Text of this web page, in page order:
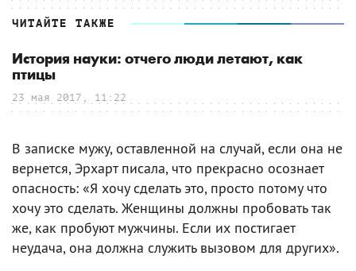
ЧИТАЙТЕ ТАКЖЕ
История науки: отчего люди летают, как
птицы
23 мая 2017, 11:22
В записке мужу, оставленной на случай, если она не
вернется, Эрхарт писала, что прекрасно осознает
опасность: «Я хочу сделать это, просто потому что
хочу это сделать. Женщины должны пробовать так
же, как пробуют мужчины. Если их постигает
неудача, она должна служить вызовом для других».